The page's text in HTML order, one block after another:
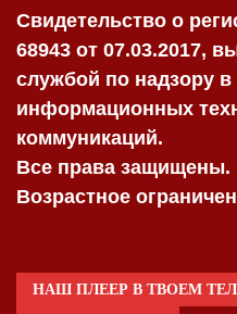
Свидетельство о
68943 от 07.03.2017,
службой по надзору
информационных
коммуникаций.
Все права защищены.
Возрастное
НАШ ПЛЕЕР В ТВОЕМ